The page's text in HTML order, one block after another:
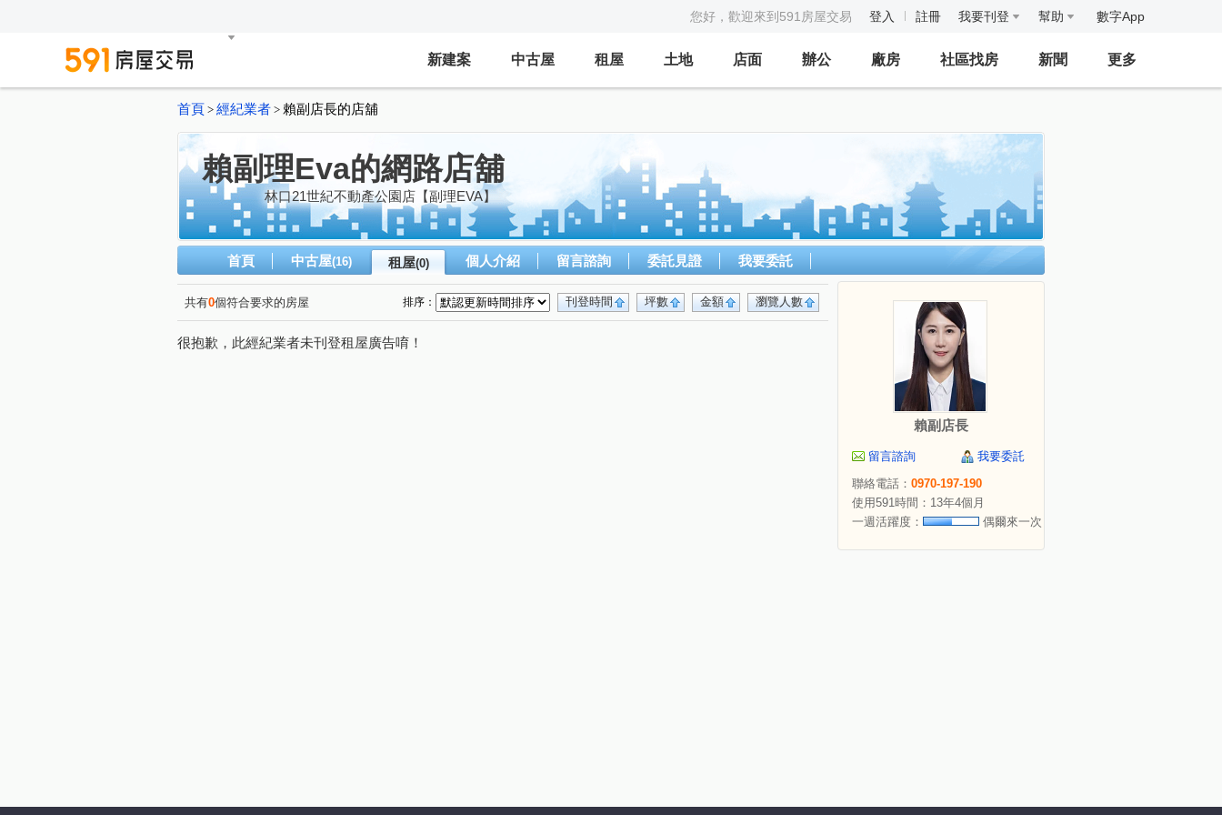
您好，歡迎來到591房屋交易 登入 註冊 我要刊登 幫助 數字App
新建案 中古屋 租屋 土地 店面 辦公 廠房 社區找房 新聞 更多
首頁 > 經紀業者 > 賴副店長的店舖
賴副理Eva的網路店舖
林口21世紀不動產公園店【副理EVA】
首頁 中古屋(16) 租屋(0) 個人介紹 留言諮詢 委託見證 我要委託
共有0個符合要求的房屋 瀏覽人數
金額
坪數
刊登時間
排序：
很抱歉，此經紀業者未刊登租屋廣告唷！
賴副店長
留言諮詢
我要委託
聯絡電話： 0970-197-190
使用591時間：13年4個月
一週活躍度：
偶爾來一次